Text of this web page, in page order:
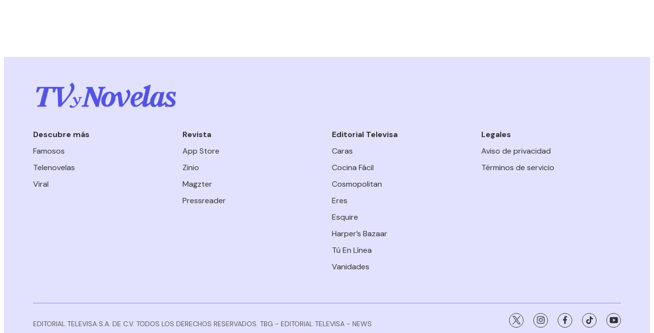
Descubre más
Famosos
Telenovelas
Viral
Revista
App Store
Zinio
Magzter
Pressreader
Editorial Televisa
Caras
Cocina Fácil
Cosmopolitan
Eres
Esquire
Harper’s Bazaar
Tú En Línea
Vanidades
Legales
Aviso de privacidad
Términos de servicio
EDITORIAL TELEVISA S.A. DE C.V. TODOS LOS DERECHOS RESERVADOS. TBG - EDITORIAL TELEVISA - NEWS twitter instagramfacebooktiktok youtube